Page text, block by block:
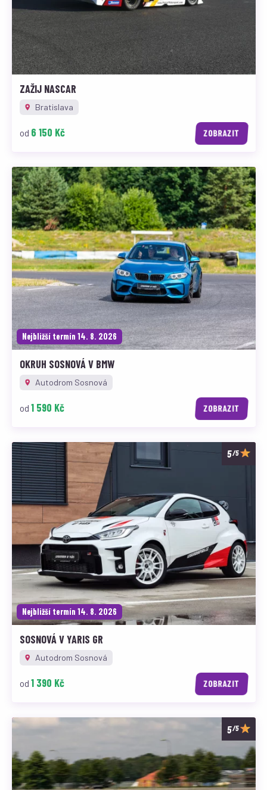
ZAŽIJ NASCAR
Bratislava
od 6 150 Kč ZOBRAZIT
Nejbližší termín 14. 8. 2026
OKRUH SOSNOVÁ V BMW
Autodrom Sosnová
od 1 590 Kč ZOBRAZIT
/5
Nejbližší termín 14. 8. 2026
SOSNOVÁ V YARIS GR
Autodrom Sosnová
od 1 390 Kč ZOBRAZIT
/5